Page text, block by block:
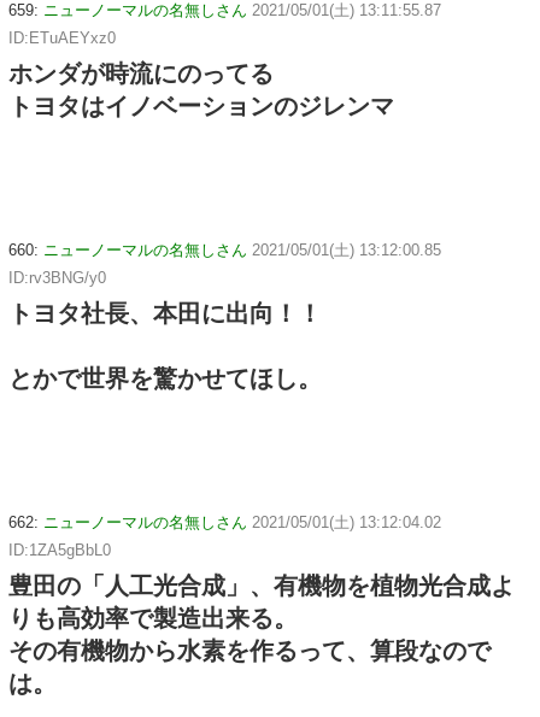
659: ニューノーマルの名無しさん 2021/05/01(土) 13:11:55.87
ID:ETuAEYxz0
ホンダが時流にのってる
トヨタはイノベーションのジレンマ
660: ニューノーマルの名無しさん 2021/05/01(土) 13:12:00.85
ID:rv3BNG/y0
トヨタ社長、本田に出向！！
とかで世界を驚かせてほし。
662: ニューノーマルの名無しさん 2021/05/01(土) 13:12:04.02
ID:1ZA5gBbL0
豊田の「人工光合成」、有機物を植物光合成よ
りも高効率で製造出来る。
その有機物から水素を作るって、算段なので
は。